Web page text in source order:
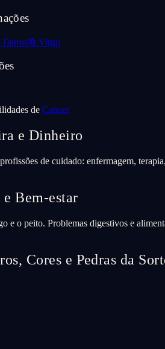
Taurus♍ Virgo
de Cancer
e Dinheiro
de cuidado: enfermagem,
e Bem-estar
e o peito. Problemas digestivos e
Cores e Pedras da